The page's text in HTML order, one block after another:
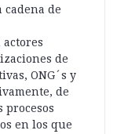
de
actores
de
ONG´s y
de
procesos
en los que